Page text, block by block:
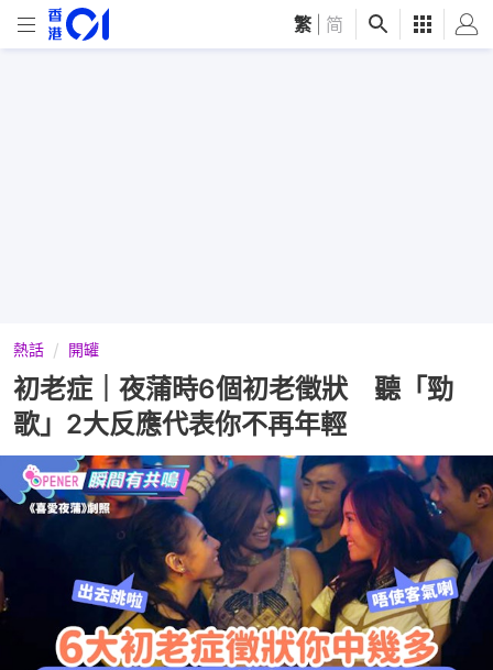
繁 简
熱話 開罐
初老症｜夜蒲時6個初老徵狀 聽「勁
歌」2大反應代表你不再年輕